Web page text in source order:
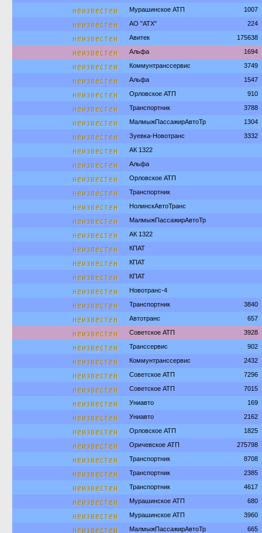
неизвестен
Мурашинское АТП 1007
неизвестен АО "АТХ" 224
неизвестен Авитек 175638
неизвестен Альфа 1694
неизвестен Коммунтранссервис 3749
неизвестен Альфа 1547
неизвестен Орловское АТП 910
неизвестен Транспортник 3788
неизвестен МалмыжПассажирАвтоТр 1304
неизвестен Зуевка-Новотранс 3332
неизвестен АК 1322
неизвестен Альфа
неизвестен Орловское АТП
неизвестен Транспортник
неизвестен НолинскАвтоТранс
неизвестен МалмыжПассажирАвтоТр
неизвестен АК 1322
неизвестен КПАТ
неизвестен КПАТ
неизвестен КПАТ
неизвестен Новотранс-4
неизвестен Транспортник 3840
неизвестен Автотранс 657
неизвестен Советское АТП 3928
неизвестен Транссервис 902
неизвестен Коммунтранссервис 2432
неизвестен Советское АТП 7296
неизвестен Советское АТП 7015
неизвестен Униавто 169
неизвестен Униавто 2162
неизвестен Орловское АТП 1825
неизвестен Оричевское АТП 275798
неизвестен Транспортник 8708
неизвестен Транспортник 2385
неизвестен Транспортник 4617
неизвестен Мурашинское АТП 680
неизвестен Мурашинское АТП 3960
неизвестен МалмыжПассажирАвтоТр 665